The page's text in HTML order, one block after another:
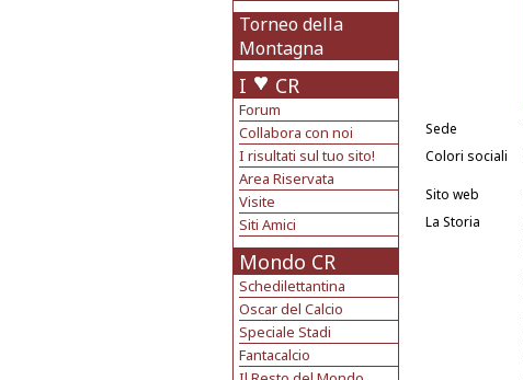
Torneo della
Montagna
I CR
Forum
Collabora con noi
I risultati sul tuo sito!
Area Riservata
Visite
Siti Amici
Mondo CR
Schedilettantina
Oscar del Calcio
Speciale Stadi
Fantacalcio
Sede
Colori sociali
Sito web
La Storia